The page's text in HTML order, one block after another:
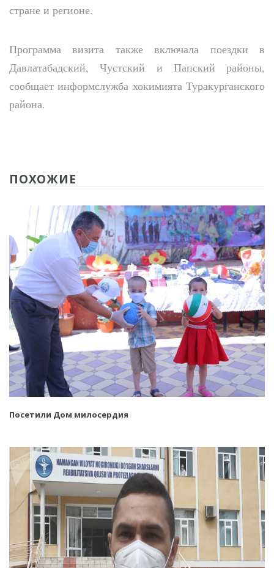
стране и регионе.
Программа визита также включала поездки в
Давлатабадский, Чустский и Папский районы,
сообщает информслужба хокимията Туракурганского
района.
ПОХОЖИЕ
Посетили Дом милосердия